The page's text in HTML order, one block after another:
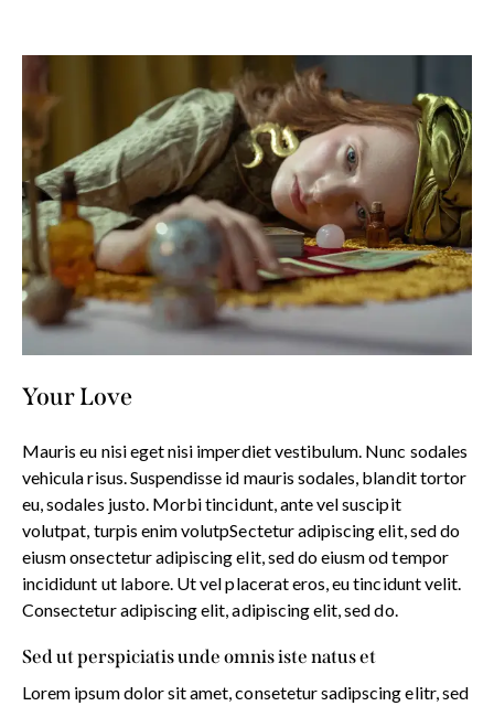
Your Love
Mauris eu nisi eget nisi imperdiet vestibulum. Nunc sodales
vehicula risus. Suspendisse id mauris sodales, blandit tortor
eu, sodales justo. Morbi tincidunt, ante vel suscipit
volutpat, turpis enim volutpSectetur adipiscing elit, sed do
eiusm onsectetur adipiscing elit, sed do eiusm od tempor
incididunt ut labore. Ut vel placerat eros, eu tincidunt velit.
Consectetur adipiscing elit, adipiscing elit, sed do.
Sed ut perspiciatis unde omnis iste natus et
Lorem ipsum dolor sit amet, consetetur sadipscing elitr, sed